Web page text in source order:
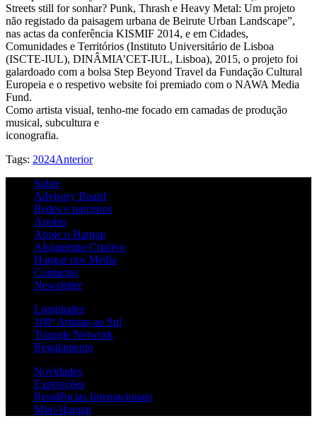
Streets still for sonhar? Punk, Thrash e Heavy Metal: Um projeto
não registado da paisagem urbana de Beirute Urban Landscape”,
nas actas da conferência KISMIF 2014, e em Cidades,
Comunidades e Territórios (Instituto Universitário de Lisboa
(ISCTE-IUL), DINÂMIA’CET-IUL, Lisboa), 2015, o projeto foi
galardoado com a bolsa Step Beyond Travel da Fundação Cultural
Europeia e o respetivo website foi premiado com o NAWA Media
Fund.
Como artista visual, tenho-me focado em camadas de produção
musical, subcultura e
iconografia.
Tags: 2024Anterior
Sobre
Advisory Board
Redes e parceiros
Apoios
Apoie o Hangar
Alojamento Criativo
Hangar nos Media
Contactos
Newsletter
Longitudes
180º Artistas ao Sul
Triangle Network
Regulamento
Novidades
Exposições
Residências Internacionais
Mini-Hangar